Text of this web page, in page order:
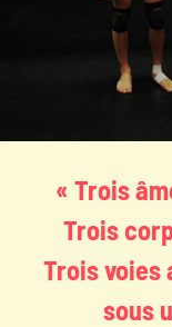
« Trois
Trois
Trois voies
sous